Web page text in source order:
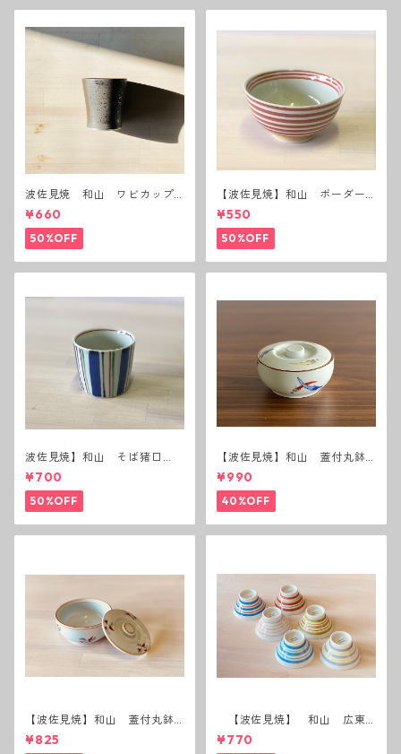
波佐見焼 和山 ワビカップ
黒錆 3種(アウトレット）
¥660
50%OFF
【波佐見焼】和山 ボーダー
茶碗 赤
¥550
50%OFF
波佐見焼】和山 そば猪口
（十草）
¥700
50%OFF
【波佐見焼】和山 蓋付丸鉢
(唐辛子)
¥990
40%OFF
【波佐見焼】和山 蓋付丸鉢
(花絵)
¥825
【波佐見焼】 和山 広東
碗 二色ボーダー 全6パター
ン
¥770